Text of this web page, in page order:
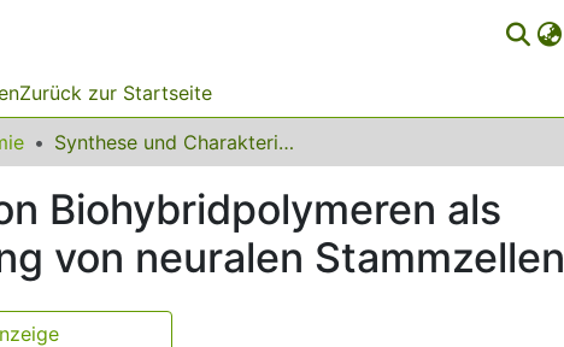
Zurück zur Startseite
Synthese und Charakterisierung von Biohybridpolymeren als künstliche Matrix für die Kultivierung von neuralen Stammzellen
Biohybridpolymeren als
von neuralen Stammzellen